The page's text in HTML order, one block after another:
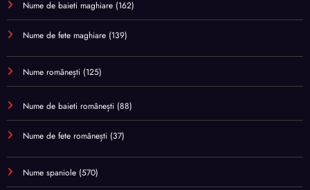
Nume de baieti maghiare (162)
Nume de fete maghiare (139)
Nume românești (125)
Nume de baieti românești (88)
Nume de fete românești (37)
Nume spaniole (570)